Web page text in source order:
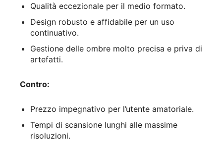
Qualità eccezionale per il medio formato.
Design robusto e affidabile per un uso
continuativo.
Gestione delle ombre molto precisa e priva di
artefatti.
Contro:
Prezzo impegnativo per l’utente amatoriale.
Tempi di scansione lunghi alle massime
risoluzioni.